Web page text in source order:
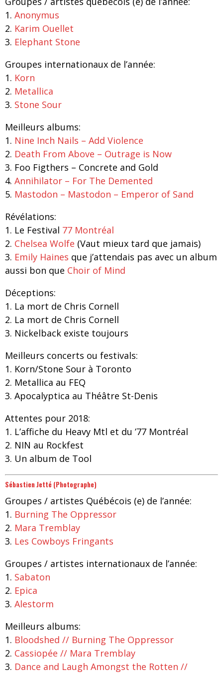
1. Anonymus
2. Karim Ouellet
3. Elephant Stone
Groupes internationaux de l’année:
1. Korn
2. Metallica
3. Stone Sour
Meilleurs albums:
1. Nine Inch Nails – Add Violence
2. Death From Above – Outrage is Now
3. Foo Figthers – Concrete and Gold
4. Annihilator – For The Demented
5. Mastodon – Mastodon – Emperor of Sand
Révélations:
1. Le Festival 77 Montréal
2. Chelsea Wolfe (Vaut mieux tard que jamais)
3. Emily Haines que j’attendais pas avec un album
aussi bon que Choir of Mind
Déceptions:
1. La mort de Chris Cornell
2. La mort de Chris Cornell
3. Nickelback existe toujours
Meilleurs concerts ou festivals:
1. Korn/Stone Sour à Toronto
2. Metallica au FEQ
3. Apocalyptica au Théâtre St-Denis
Attentes pour 2018:
1. L’affiche du Heavy Mtl et du ’77 Montréal
2. NIN au Rockfest
3. Un album de Tool
Sébastien Jetté (Photographe)
Groupes / artistes Québécois (e) de l’année:
1. Burning The Oppressor
2. Mara Tremblay
3. Les Cowboys Fringants
Groupes / artistes internationaux de l’année:
1. Sabaton
2. Epica
3. Alestorm
Meilleurs albums:
1. Bloodshed // Burning The Oppressor
2. Cassiopée // Mara Tremblay
3. Dance and Laugh Amongst the Rotten //